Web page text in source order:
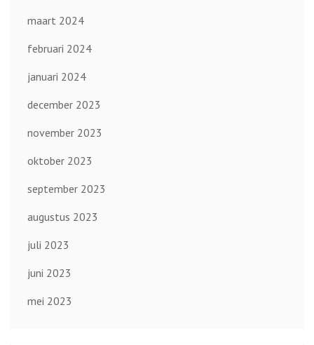
maart 2024
februari 2024
januari 2024
december 2023
november 2023
oktober 2023
september 2023
augustus 2023
juli 2023
juni 2023
mei 2023